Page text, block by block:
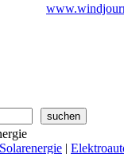
Solarenergie |